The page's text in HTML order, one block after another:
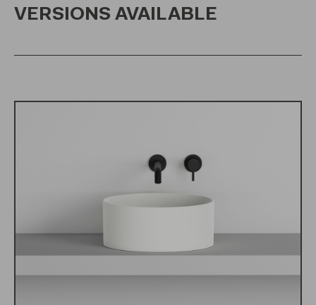
VERSIONS AVAILABLE